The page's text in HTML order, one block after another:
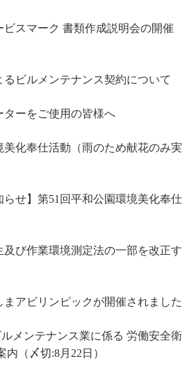
ビスマーク 書類作成説明会の開催
るビルメンテナンス契約について
ターをご使用の皆様へ
美化奉仕活動（雨のため献花のみ実
らせ】第51回平和公園環境美化奉仕
及び作業環境測定法の一部を改正す
まアビリンピックが開催されました
メンテナンス業に係る 労働安全衛
（〆切:8月22日）